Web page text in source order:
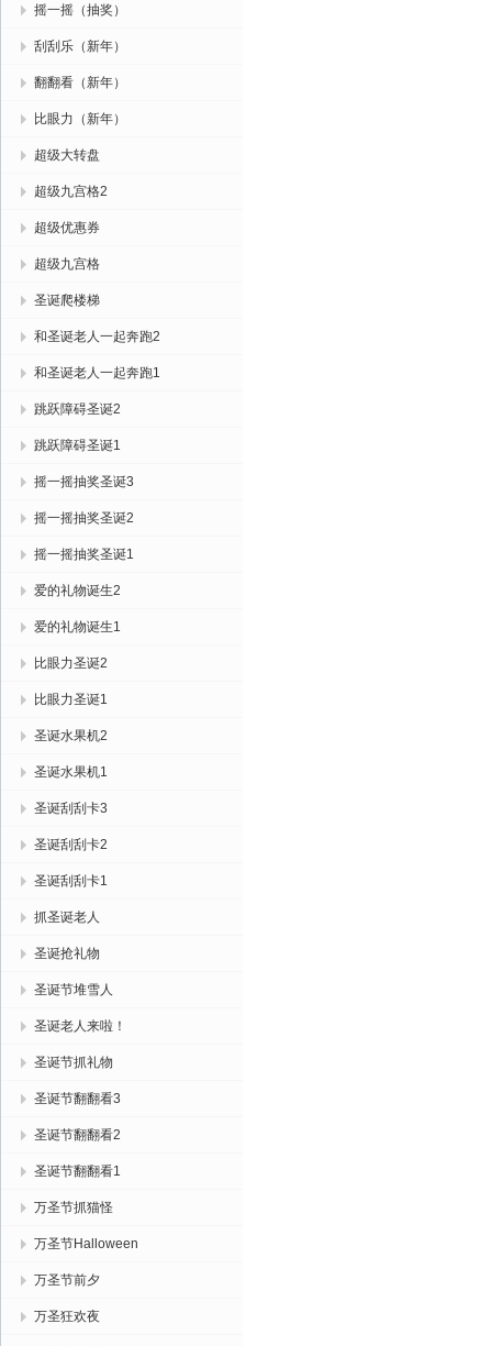
摇一摇（抽奖）
刮刮乐（新年）
翻翻看（新年）
比眼力（新年）
超级大转盘
超级九宫格2
超级优惠券
超级九宫格
圣诞爬楼梯
和圣诞老人一起奔跑2
和圣诞老人一起奔跑1
跳跃障碍圣诞2
跳跃障碍圣诞1
摇一摇抽奖圣诞3
摇一摇抽奖圣诞2
摇一摇抽奖圣诞1
爱的礼物诞生2
爱的礼物诞生1
比眼力圣诞2
比眼力圣诞1
圣诞水果机2
圣诞水果机1
圣诞刮刮卡3
圣诞刮刮卡2
圣诞刮刮卡1
抓圣诞老人
圣诞抢礼物
圣诞节堆雪人
圣诞老人来啦！
圣诞节抓礼物
圣诞节翻翻看3
圣诞节翻翻看2
圣诞节翻翻看1
万圣节抓猫怪
万圣节Halloween
万圣节前夕
万圣狂欢夜